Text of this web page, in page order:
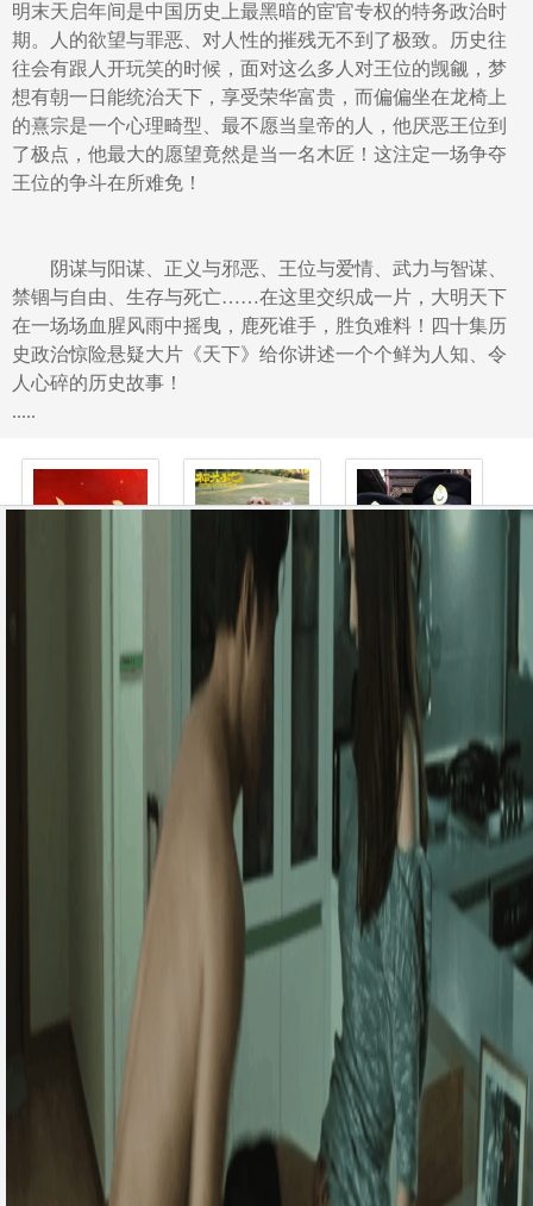
明末天启年间是中国历史上最黑暗的宦官专权的特务政治时
期。人的欲望与罪恶、对人性的摧残无不到了极致。历史往
往会有跟人开玩笑的时候，面对这么多人对王位的觊觎，梦
想有朝一日能统治天下，享受荣华富贵，而偏偏坐在龙椅上
的熹宗是一个心理畸型、最不愿当皇帝的人，他厌恶王位到
了极点，他最大的愿望竟然是当一名木匠！这注定一场争夺
王位的争斗在所难免！
阴谋与阳谋、正义与邪恶、王位与爱情、武力与智谋、
禁锢与自由、生存与死亡……在这里交织成一片，大明天下
在一场场血腥风雨中摇曳，鹿死谁手，胜负难料！四十集历
史政治惊险悬疑大片《天下》给你讲述一个个鲜为人知、令
人心碎的历史故事！
.....
神犬小七第..
神犬小七第二季
热血奇侠
热血奇侠
爱情碟中谍..
爱情碟中谍（..
飞虎队大营救
飞虎队大营救
伏弩
聊斋奇女子 吴越钱王
吴越钱王